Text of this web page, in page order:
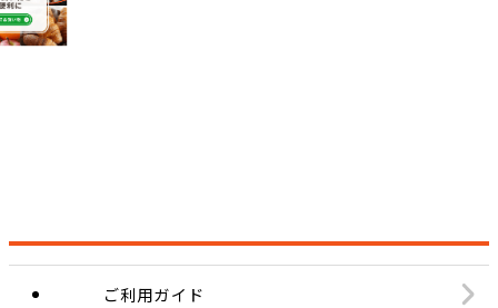
ご利用ガイド